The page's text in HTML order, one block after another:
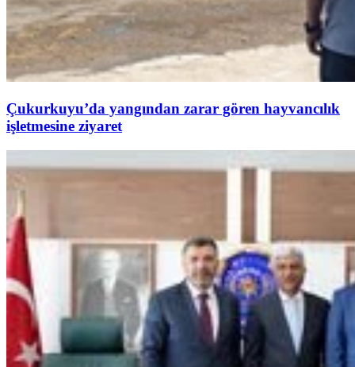
Çukurkuyu’da yangından zarar gören hayvancılık
işletmesine ziyaret